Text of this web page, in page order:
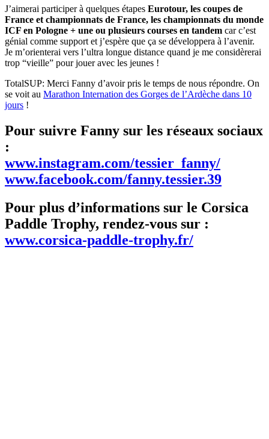
J’aimerai participer à quelques étapes Eurotour, les coupes de
France et championnats de France, les championnats du monde
ICF en Pologne + une ou plusieurs courses en tandem car c’est
génial comme support et j’espère que ça se développera à l’avenir.
Je m’orienterai vers l’ultra longue distance quand je me considèrerai
trop “vieille” pour jouer avec les jeunes !
TotalSUP: Merci Fanny d’avoir pris le temps de nous répondre. On
se voit au Marathon Internation des Gorges de l’Ardèche dans 10
jours !
Pour suivre Fanny sur les réseaux sociaux
:
www.instagram.com/tessier_fanny/
www.facebook.com/fanny.tessier.39
Pour plus d’informations sur le Corsica
Paddle Trophy, rendez-vous sur :
www.corsica-paddle-trophy.fr/